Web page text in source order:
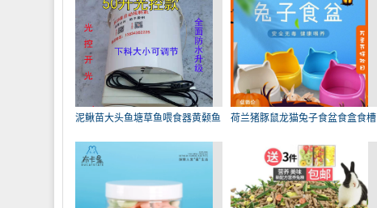
泥鳅苗大头鱼塘草鱼喂食器黄颡鱼
饲
荷兰猪豚鼠龙猫兔子食盆食盒食槽